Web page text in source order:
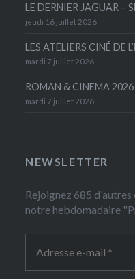
LE DERNIER JAGUAR –
jeudi 16 juillet 2026
LES ATELIERS CINÉ DE
mardi 7 juillet 2026
ROMAN & CINEMA 2026
mardi 7 juillet 2026
NEWSLETTER
Rejoignez 685
notre hebdomadaire